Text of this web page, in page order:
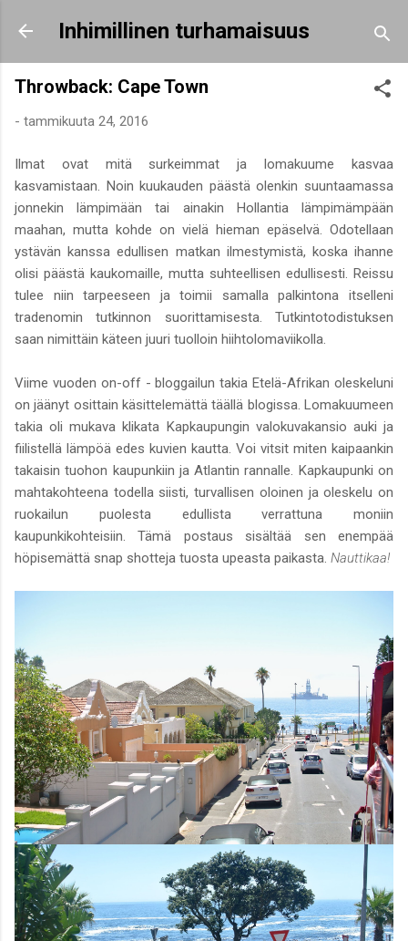
Siirry pääsisältöön
Inhimillinen turhamaisuus
Throwback: Cape Town
- tammikuuta 24, 2016
Ilmat ovat mitä surkeimmat ja lomakuume kasvaa
kasvamistaan. Noin kuukauden päästä olenkin suuntaamassa
jonnekin lämpimään tai ainakin Hollantia lämpimämpään
maahan, mutta kohde on vielä hieman epäselvä. Odotellaan
ystävän kanssa edullisen matkan ilmestymistä, koska ihanne
olisi päästä kaukomaille, mutta suhteellisen edullisesti. Reissu
tulee niin tarpeeseen ja toimii samalla palkintona itselleni
tradenomin tutkinnon suorittamisesta. Tutkintotodistuksen
saan nimittäin käteen juuri tuolloin hiihtolomaviikolla.
Viime vuoden on-off - bloggailun takia Etelä-Afrikan oleskeluni
on jäänyt osittain käsittelemättä täällä blogissa. Lomakuumeen
takia oli mukava klikata Kapkaupungin valokuvakansio auki ja
fiilistellä lämpöä edes kuvien kautta. Voi vitsit miten kaipaankin
takaisin tuohon kaupunkiin ja Atlantin rannalle. Kapkaupunki on
mahtakohteena todella siisti, turvallisen oloinen ja oleskelu on
ruokailun puolesta edullista verrattuna moniin
kaupunkikohteisiin. Tämä postaus sisältää sen enempää
höpisemättä snap shotteja tuosta upeasta paikasta. Nauttikaa!